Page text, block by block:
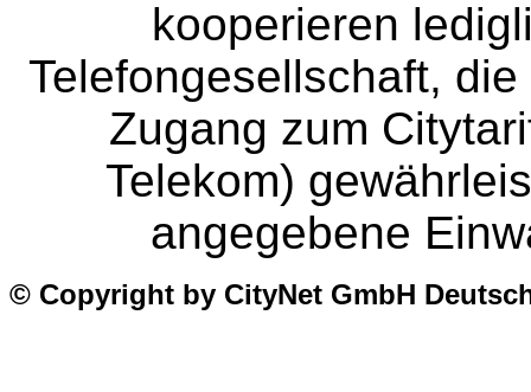
kooperieren
Telefongesellschaft,
Zugang zum
Telekom)
angegebene
© Copyright by CityNet GmbH